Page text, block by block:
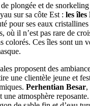
plongée et de
sur sa côte Est : les
pour ses eaux cristallines
où il n’est pas rare de
colorés. Ces îles sont un
proposent des
une clientèle jeune et
Perhentian Besar,
une atmosphère